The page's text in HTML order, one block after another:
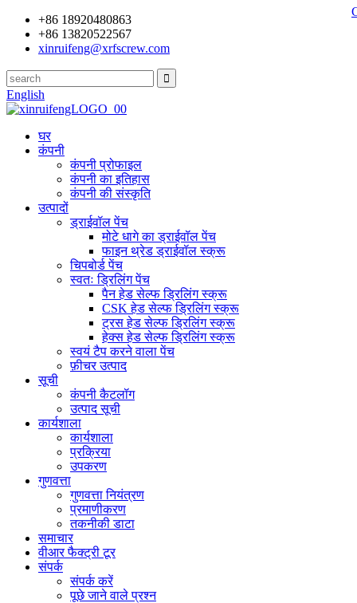
+86 18920480863
+86 13820522567
xinruifeng@xrfscrew.com
English
घर
कंपनी
कंपनी प्रोफाइल
कंपनी का इतिहास
कंपनी की संस्कृति
उत्पादों
ड्राईवॉल पेंच
मोटे धागे का ड्राईवॉल पेंच
फाइन थ्रेड ड्राईवॉल स्क्रू
चिपबोर्ड पेंच
स्वतः ड्रिलिंग पेंच
पैन हेड सेल्फ ड्रिलिंग स्क्रू
CSK हेड सेल्फ ड्रिलिंग स्क्रू
ट्रस हेड सेल्फ ड्रिलिंग स्क्रू
हेक्स हेड सेल्फ ड्रिलिंग स्क्रू
स्वयं टैप करने वाला पेंच
फ़ीचर उत्पाद
सूची
कंपनी कैटलॉग
उत्पाद सूची
कार्यशाला
कार्यशाला
प्रक्रिया
उपकरण
गुणवत्ता
गुणवत्ता नियंत्रण
प्रमाणीकरण
तकनीकी डाटा
समाचार
वीआर फैक्ट्री टूर
संपर्क
संपर्क करें
पूछे जाने वाले प्रश्न